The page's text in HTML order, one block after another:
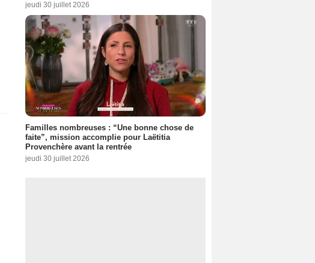
jeudi 30 juillet 2026
Familles nombreuses : “Une bonne chose de
faite”, mission accomplie pour Laëtitia
Provenchère avant la rentrée
jeudi 30 juillet 2026